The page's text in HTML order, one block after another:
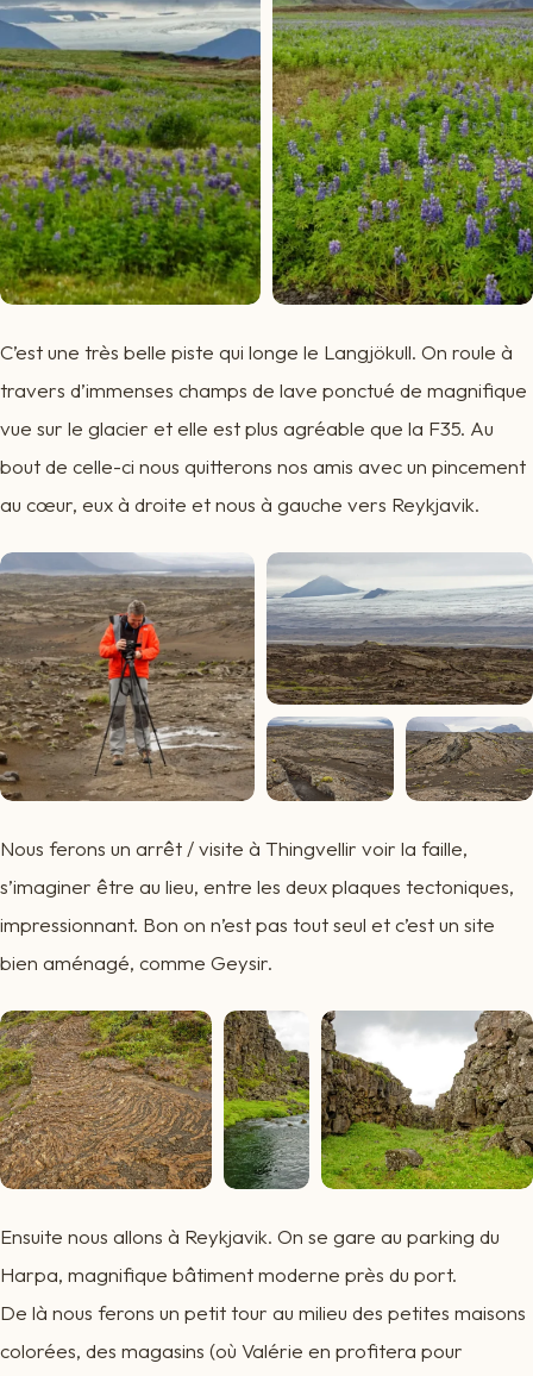
C’est une très belle piste qui longe le Langjökull. On roule à
travers d’immenses champs de lave ponctué de magnifique
vue sur le glacier et elle est plus agréable que la F35. Au
bout de celle-ci nous quitterons nos amis avec un pincement
au cœur, eux à droite et nous à gauche vers Reykjavik.
Nous ferons un arrêt / visite à Thingvellir voir la faille,
s’imaginer être au lieu, entre les deux plaques tectoniques,
impressionnant. Bon on n’est pas tout seul et c’est un site
bien aménagé, comme Geysir.
Ensuite nous allons à Reykjavik. On se gare au parking du
Harpa, magnifique bâtiment moderne près du port.
De là nous ferons un petit tour au milieu des petites maisons
colorées, des magasins (où Valérie en profitera pour